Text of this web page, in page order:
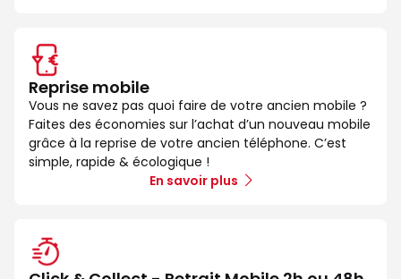
Reprise mobile
Vous ne savez pas quoi faire de votre ancien mobile ?
Faites des économies sur l’achat d’un nouveau mobile
grâce à la reprise de votre ancien téléphone. C’est
simple, rapide & écologique !
En savoir plus